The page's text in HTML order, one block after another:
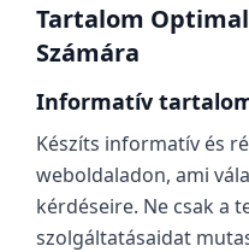
Tartalom
Számára
Informatív
Készíts informatív és
weboldaladon, ami
kérdéseire. Ne csak a
szolgáltatásaidat